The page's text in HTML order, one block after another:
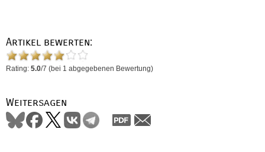
Artikel bewerten:
Rating: 5.0/7 (bei 1 abgegebenen Bewertung)
Weitersagen